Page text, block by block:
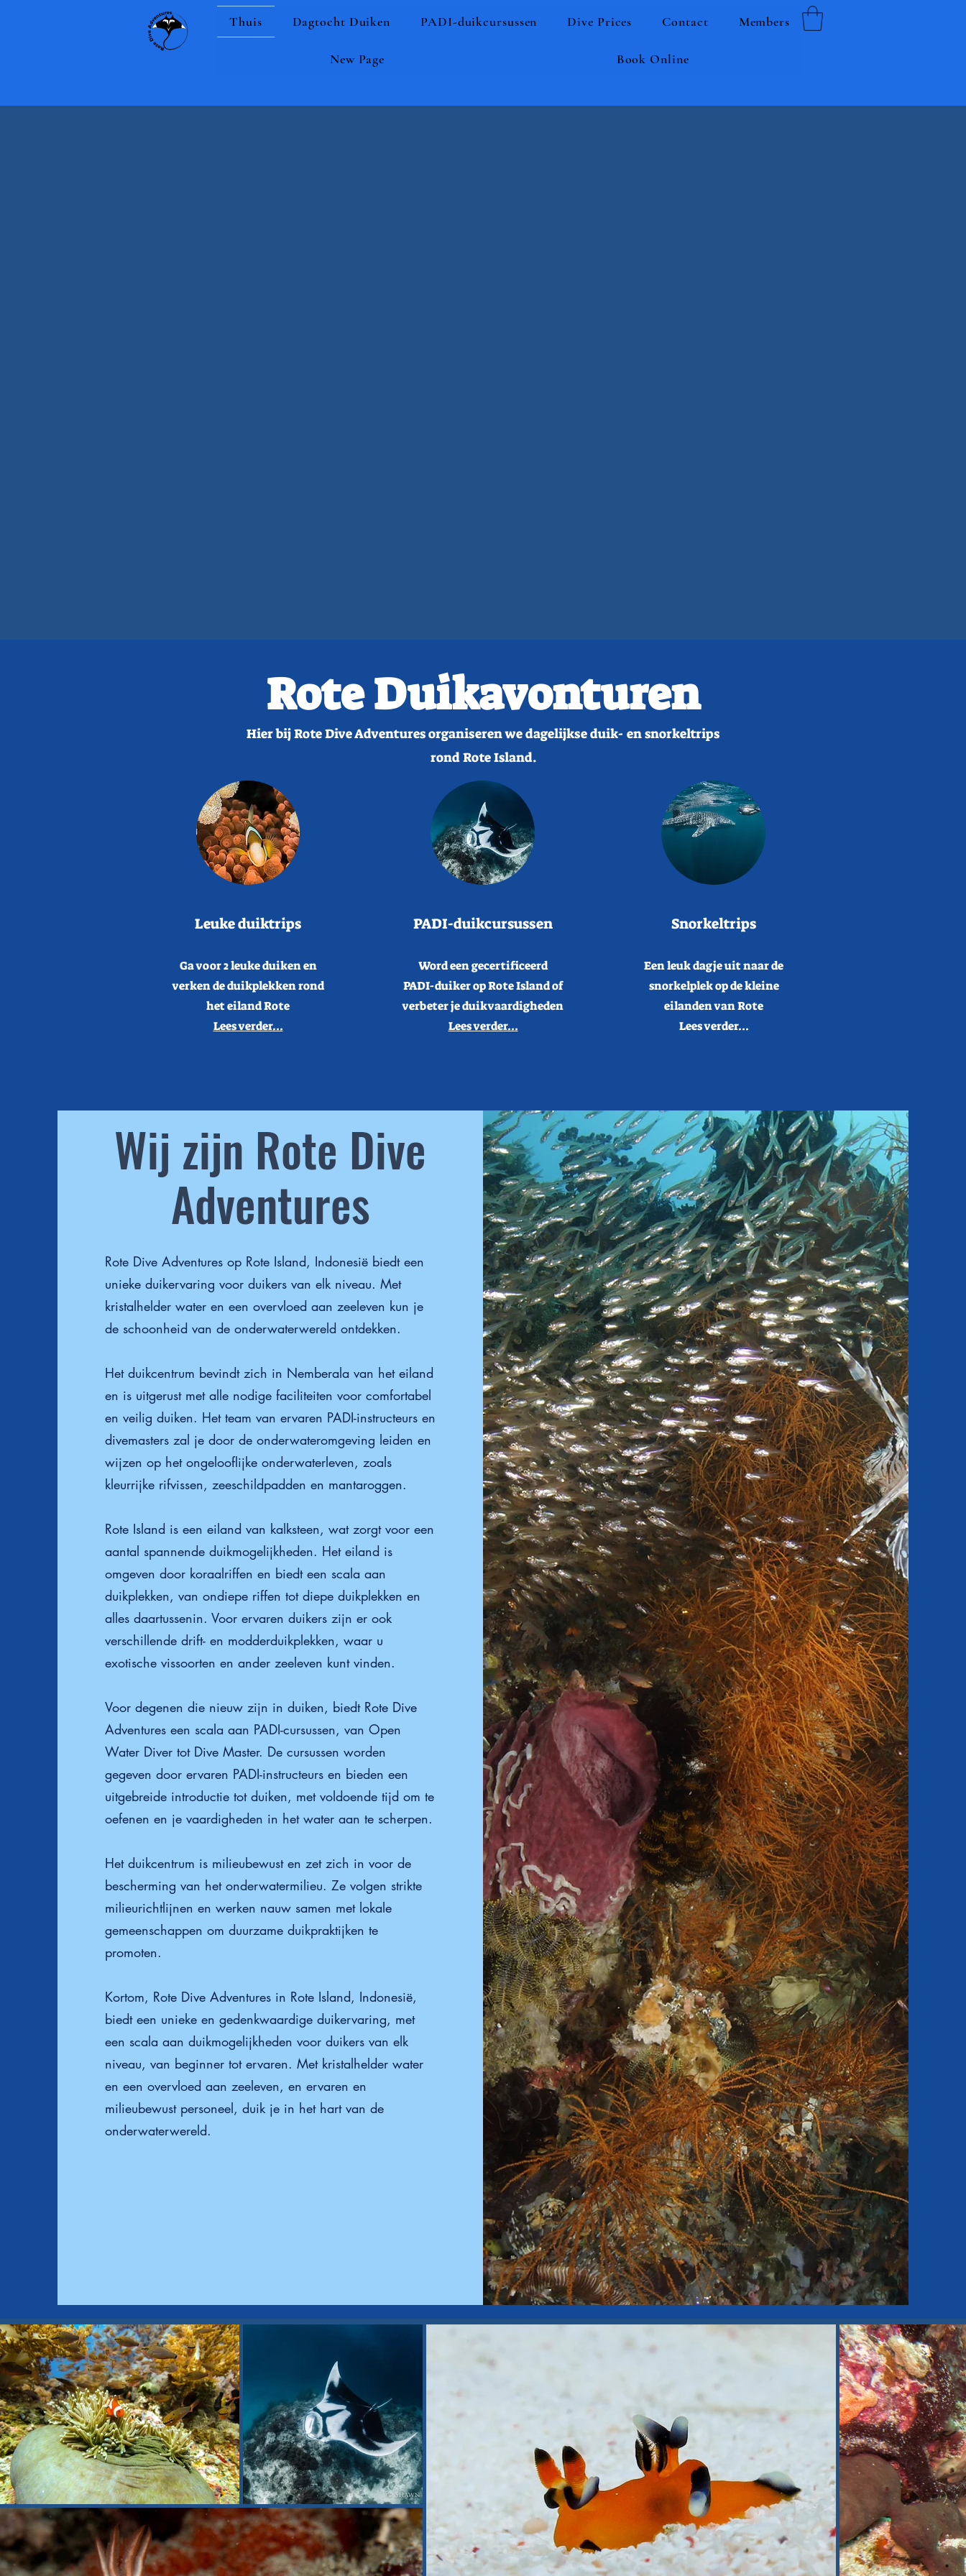
Thuis Dagtocht Duiken PADI-duikcursussen Dive Prices Contact Members
New Page Book Online
Rote Duikavonturen
Hier bij Rote Dive Adventures organiseren we dagelijkse duik- en snorkeltrips
rond Rote Island.
Leuke duiktrips
Ga voor 2 leuke duiken en
verken de duikplekken rond
het eiland Rote
Lees verder...
PADI-duikcursussen
Word een gecertificeerd
PADI-duiker op Rote Island of
verbeter je duikvaardigheden
Lees verder...
Snorkeltrips
Een leuk dagje uit naar de
snorkelplek op de kleine
eilanden van Rote
Lees verder...
Wij zijn Rote Dive
Adventures
Rote Dive Adventures op Rote Island, Indonesië biedt een
unieke duikervaring voor duikers van elk niveau. Met
kristalhelder water en een overvloed aan zeeleven kun je
de schoonheid van de onderwaterwereld ontdekken.
Het duikcentrum bevindt zich in Nemberala van het eiland
en is uitgerust met alle nodige faciliteiten voor comfortabel
en veilig duiken. Het team van ervaren PADI-instructeurs en
divemasters zal je door de onderwateromgeving leiden en
wijzen op het ongelooflijke onderwaterleven, zoals
kleurrijke rifvissen, zeeschildpadden en mantaroggen.
Rote Island is een eiland van kalksteen, wat zorgt voor een
aantal spannende duikmogelijkheden. Het eiland is
omgeven door koraalriffen en biedt een scala aan
duikplekken, van ondiepe riffen tot diepe duikplekken en
alles daartussenin. Voor ervaren duikers zijn er ook
verschillende drift- en modderduikplekken, waar u
exotische vissoorten en ander zeeleven kunt vinden.
Voor degenen die nieuw zijn in duiken, biedt Rote Dive
Adventures een scala aan PADI-cursussen, van Open
Water Diver tot Dive Master. De cursussen worden
gegeven door ervaren PADI-instructeurs en bieden een
uitgebreide introductie tot duiken, met voldoende tijd om te
oefenen en je vaardigheden in het water aan te scherpen.
Het duikcentrum is milieubewust en zet zich in voor de
bescherming van het onderwatermilieu. Ze volgen strikte
milieurichtlijnen en werken nauw samen met lokale
gemeenschappen om duurzame duikpraktijken te
promoten.
Kortom, Rote Dive Adventures in Rote Island, Indonesië,
biedt een unieke en gedenkwaardige duikervaring, met
een scala aan duikmogelijkheden voor duikers van elk
niveau, van beginner tot ervaren. Met kristalhelder water
en een overvloed aan zeeleven, en ervaren en
milieubewust personeel, duik je in het hart van de
onderwaterwereld.